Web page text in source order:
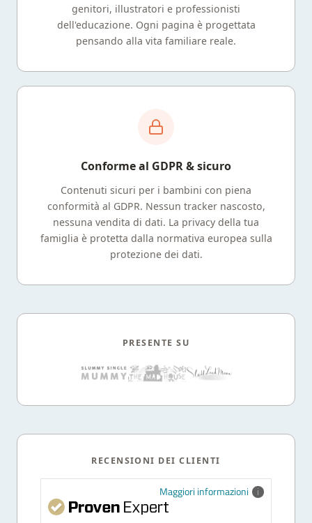
genitori, illustratori e professionisti
dell'educazione. Ogni pagina è progettata
pensando alla vita familiare reale.
Conforme al GDPR & sicuro
Contenuti sicuri per i bambini con piena
conformità al GDPR. Nessun tracker nascosto,
nessuna vendita di dati. La privacy della tua
famiglia è protetta dalla normativa europea sulla
protezione dei dati.
PRESENTE SU
RECENSIONI DEI CLIENTI
Maggiori informazioni